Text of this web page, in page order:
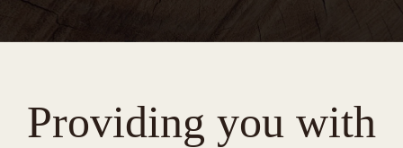
Providing you with